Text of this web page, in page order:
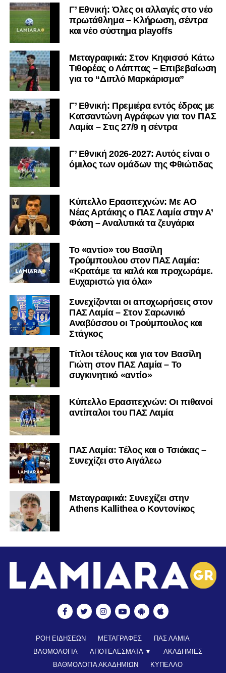
Γ’ Εθνική: Όλες οι αλλαγές στο νέο
πρωτάθλημα – Κλήρωση, σέντρα
και νέο σύστημα playoffs
Μεταγραφικά: Στον Κηφισσό Κάτω
Τιθορέας ο Λάππας – Επιβεβαίωση
για το “Διπλό Μαρκάρισμα”
Γ’ Εθνική: Πρεμιέρα εντός έδρας με
Κατσαντώνη Αγράφων για τον ΠΑΣ
Λαμία – Στις 27/9 η σέντρα
Γ’ Εθνική 2026-2027: Αυτός είναι ο
όμιλος των ομάδων της Φθιώτιδας
Kύπελλο Ερασιτεχνών: Με AO
Nέας Αρτάκης ο ΠΑΣ Λαμία στην Α’
Φάση – Αναλυτικά τα ζευγάρια
Το «αντίο» του Βασίλη
Τρούμπουλου στον ΠΑΣ Λαμία:
«Κρατάμε τα καλά και προχωράμε.
Ευχαριστώ για όλα»
Συνεχίζονται οι αποχωρήσεις στον
ΠΑΣ Λαμία – Στον Σαρωνικό
Αναβύσσου οι Τρούμπουλος και
Στάγκος
Τίτλοι τέλους και για τον Βασίλη
Γιώτη στον ΠΑΣ Λαμία – Το
συγκινητικό «αντίο»
Κύπελλο Ερασιτεχνών: Οι πιθανοί
αντίπαλοι του ΠΑΣ Λαμία
ΠΑΣ Λαμία: Τέλος και ο Τσιάκας –
Συνεχίζει στο Αιγάλεω
Mεταγραφικά: Συνεχίζει στην
Athens Kallithea ο Κοντονίκος
ΡΟΗ ΕΙΔΗΣΕΩΝ ΜΕΤΑΓΡΑΦΕΣ
ΠΑΣ ΛΑΜΙΑ
ΒΑΘΜΟΛΟΓΙΑ
ΑΠΟΤΕΛΕΣΜΑΤΑ ▼
ΑΚΑΔΗΜΙΕΣ
ΒΑΘΜΟΛΟΓΙΑ ΑΚΑΔΗΜΙΩΝ
ΚΥΠΕΛΛΟ